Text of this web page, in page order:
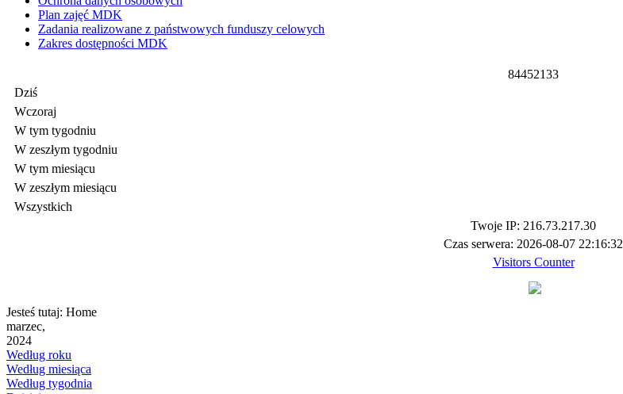
Plan zajęć MDK
Zadania realizowane z państwowych funduszy celowych
Zakres dostępności MDK
84452133
Dziś
Wczoraj
W tym tygodniu
W zeszłym tygodniu
W tym miesiącu
W zeszłym miesiącu
Wszystkich
Twoje IP: 216.73.217.30
Czas serwera: 2026-08-07 22:16:32
Visitors Counter
Jesteś tutaj: Home
marzec,
2024
Według roku
Według miesiąca
Według tygodnia